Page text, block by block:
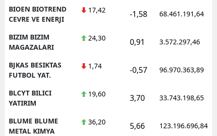
BIOEN BIOTREND
CEVRE VE ENERJI
17,42 -1,58 68.461.191,64
BIZIM BIZIM
MAGAZALARI
24,30 0,91 3.572.297,46
BJKAS BESIKTAS
FUTBOL YAT.
1,74 -0,57 96.970.363,89
BLCYT BILICI
YATIRIM
19,60 3,70 33.743.198,65
BLUME BLUME
METAL KIMYA
36,20 5,66 123.196.696,84